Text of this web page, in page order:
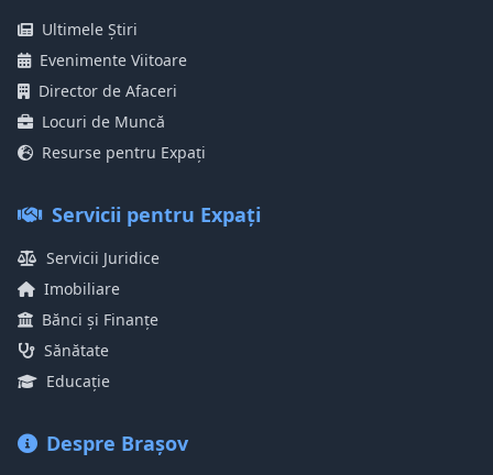
Ultimele Știri
Evenimente Viitoare
Director de Afaceri
Locuri de Muncă
Resurse pentru Expați
Servicii pentru Expați
Servicii Juridice
Imobiliare
Bănci și Finanțe
Sănătate
Educație
Despre Brașov